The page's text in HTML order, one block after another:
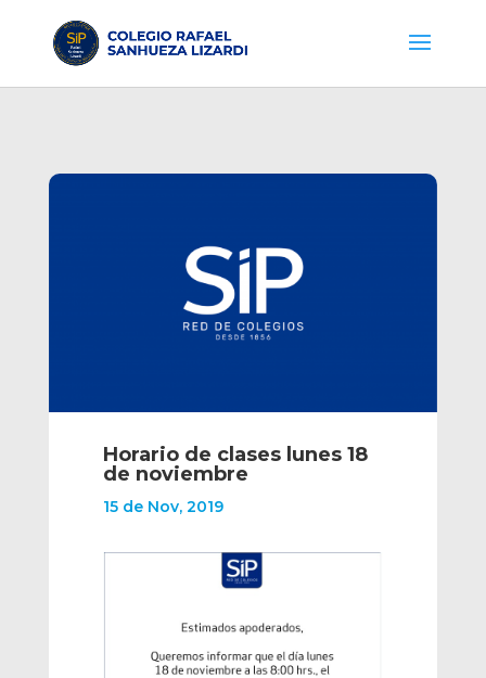
Horario de clases lunes 18
de noviembre
15 de Nov, 2019